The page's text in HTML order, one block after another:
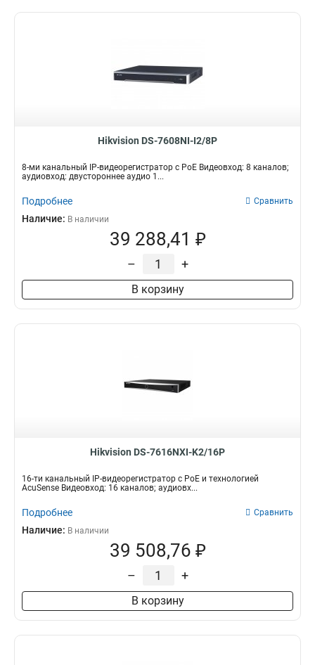
Hikvision DS-7608NI-I2/8P
8-ми канальный IP-видеорегистратор c PoE Видеовход: 8 каналов;
аудиовход: двустороннее аудио 1...
Подробнее Сравнить
Наличие: В наличии
39 288,41 ₽
– +
В корзину
Hikvision DS-7616NXI-K2/16P
16-ти канальный IP-видеорегистратор с PoE и технологией
AcuSense Видеовход: 16 каналов; аудиовх...
Подробнее Сравнить
Наличие: В наличии
39 508,76 ₽
– +
В корзину